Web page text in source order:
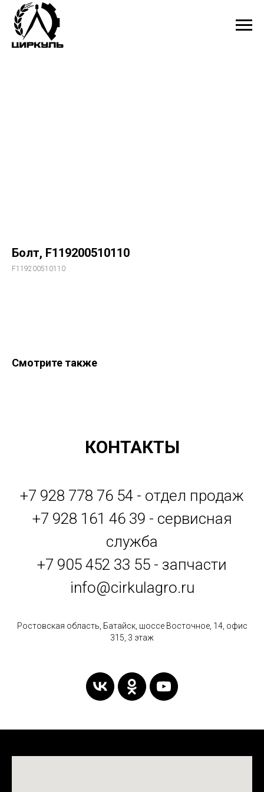
Болт, F119200510110
F119200510110
Смотрите также
КОНТАКТЫ
+7 928 778 76 54 - отдел продаж
+7 928 161 46 39 - сервисная
служба
+7 905 452 33 55 - запчасти
info@cirkulagro.ru
Ростовская область, Батайск, шоссе Восточное, 14, офис
315, 3 этаж